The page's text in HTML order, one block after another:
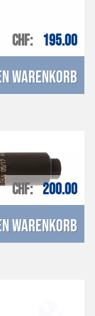
CHF 195.00
Warenkorb
CHF 200.00
Warenkorb